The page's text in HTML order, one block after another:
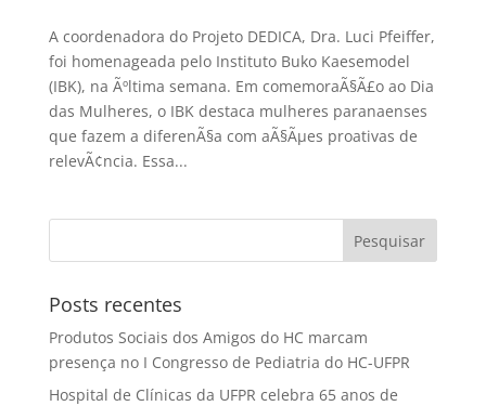
A coordenadora do Projeto DEDICA, Dra. Luci Pfeiffer,
foi homenageada pelo Instituto Buko Kaesemodel
(IBK), na Ãºltima semana. Em comemoraÃ§Ã£o ao Dia
das Mulheres, o IBK destaca mulheres paranaenses
que fazem a diferenÃ§a com aÃ§Ãµes proativas de
relevÃ¢ncia. Essa...
Posts recentes
Produtos Sociais dos Amigos do HC marcam
presença no I Congresso de Pediatria do HC-UFPR
Hospital de Clínicas da UFPR celebra 65 anos de